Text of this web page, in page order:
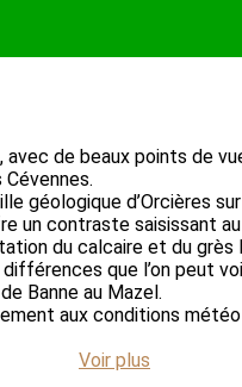
de beaux points de
géologique d’Orcières
un contraste saisissant au
du calcaire et du
que l’on peut
Banne au Mazel.
aux conditions météo
Voir plus